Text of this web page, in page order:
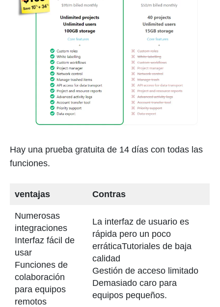
Hay una prueba gratuita de 14 días con todas las
funciones.
ventajas Contras
Numerosas
integraciones
Interfaz fácil de
usar
Funciones de
colaboración
para equipos
remotos
La interfaz de usuario es
rápida pero un poco
erráticaTutoriales de baja
calidad
Gestión de acceso limitado
Demasiado caro para
equipos pequeños.